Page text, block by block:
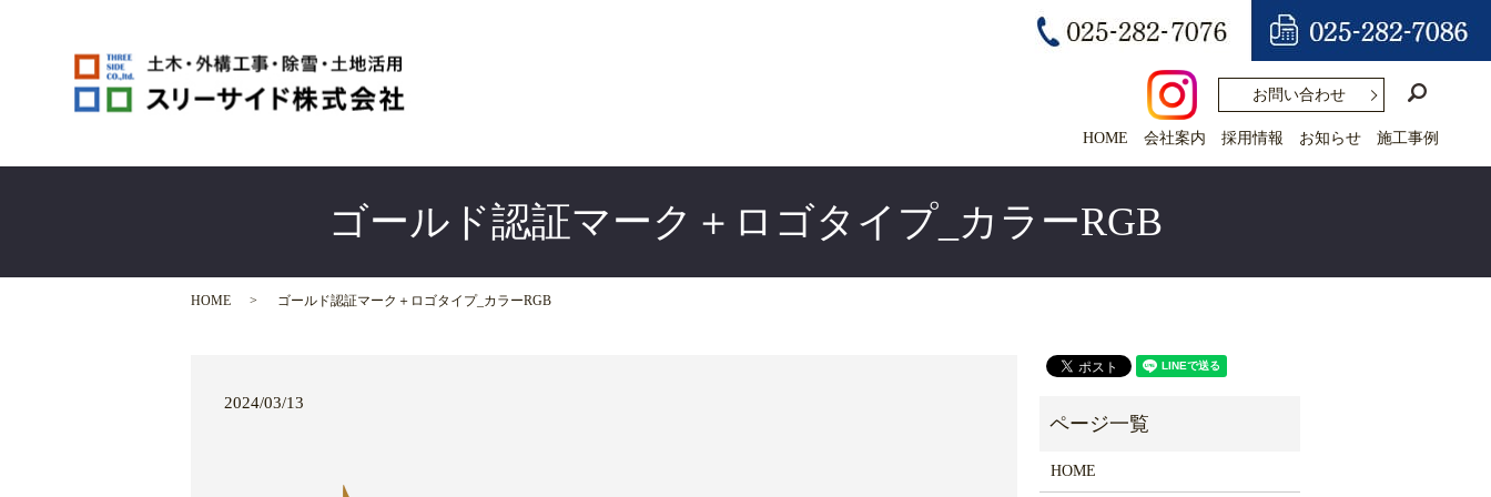
お問い合わせ
HOME 会社案内 採用情報 お知らせ 施工事例
ゴールド認証マーク＋ロゴタイプ_カラーRGB
HOME ゴールド認証マーク＋ロゴタイプ_カラーRGB
2024/03/13
HOME